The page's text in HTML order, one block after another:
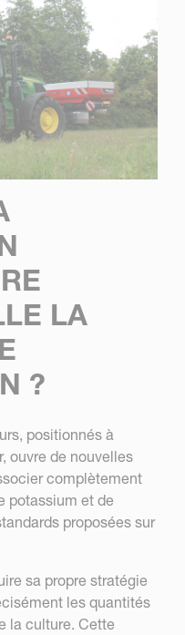
LA
?
positionnés à
ouvre de nouvelles
complètement
potassium et de
proposées sur
sa propre stratégie
les quantités
la culture. Cette